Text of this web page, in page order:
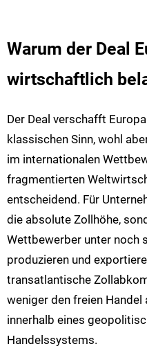
Warum der Deal
wirtschaftlich
Der Deal verschafft
klassischen Sinn, wohl
im internationalen
fragmentierten
entscheidend. Für
die absolute Zollhöhe,
Wettbewerber unter noch
produzieren und
transatlantische
weniger den freien
innerhalb eines
Handelssystems.